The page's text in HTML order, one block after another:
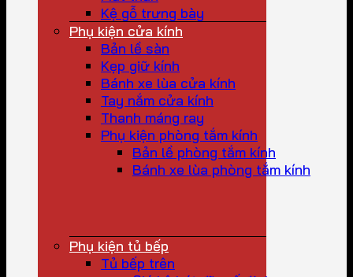
Kệ gỗ trưng bày
Phụ kiện cửa kính
Bản lề sàn
Kẹp giữ kính
Bánh xe lùa cửa kính
Tay nắm cửa kính
Thanh máng ray
Phụ kiện phòng tắm kính
Bản lề phòng tắm kính
Bánh xe lùa phòng tắm kính
Phụ kiện tủ bếp
Tủ bếp trên